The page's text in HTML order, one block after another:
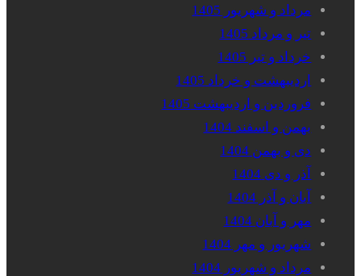
مرداد و شهریور 1405
تیر و مرداد 1405
خرداد و تیر 1405
اردیبهشت و خرداد 1405
فروردین و اردیبهشت 1405
بهمن و اسفند 1404
دی و بهمن 1404
آذر و دی 1404
آبان و آذر 1404
مهر و آبان 1404
شهریور و مهر 1404
مرداد و شهریور 1404